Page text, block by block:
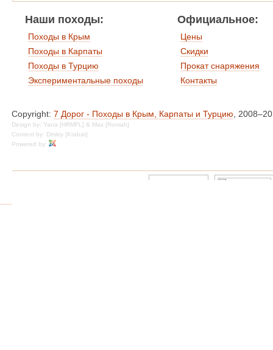
Наши походы:
Походы в Крым
Походы в Карпаты
Походы в Турцию
Экспериментальные походы
Официальное:
Цены
Скидки
Прокат снаряжения
Контакты
Copyright: 7 Дорог - Походы в Крым, Карпаты и Турцию,
Design by: Yana [HRMFL] & Max [Romah]
Content by: Dmitry [Krabat]
Powered by: